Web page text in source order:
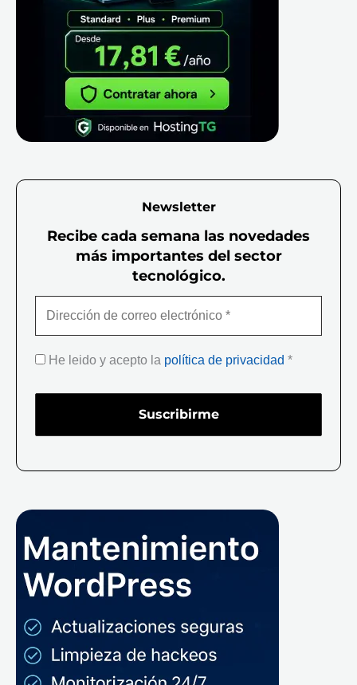
Newsletter
Recibe cada semana las novedades
más importantes del sector
tecnológico.
He leido y acepto la política de privacidad *